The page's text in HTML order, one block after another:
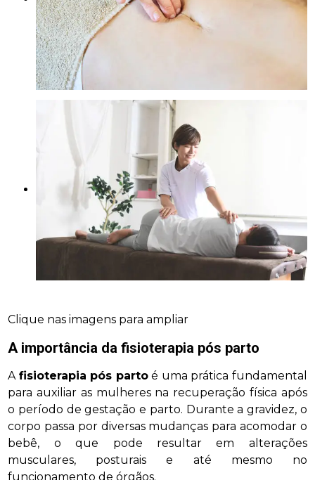
Clique nas imagens para ampliar
A importância dafisioterapia pós parto
A fisioterapia pós partoé uma prática fundamental
para auxiliar as mulheres na recuperação física após
o período de gestação e parto. Durante a gravidez, o
corpo passa por diversas mudanças para acomodar o
bebê, o que pode resultar em alterações
musculares, posturais e até mesmo no
funcionamento de órgãos.